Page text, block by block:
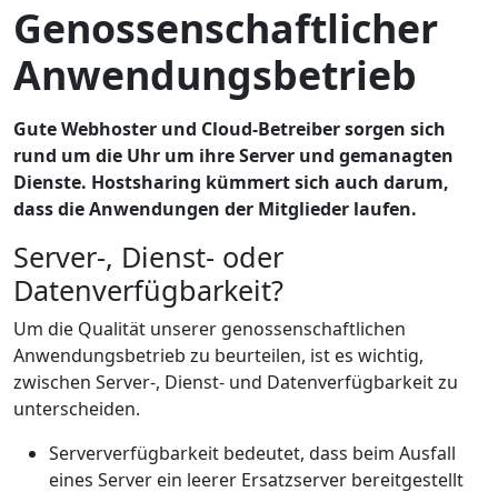
Genossenschaftlicher
Anwendungsbetrieb
Gute Webhoster und Cloud-Betreiber sorgen sich
rund um die Uhr um ihre Server und gemanagten
Dienste. Hostsharing kümmert sich auch darum,
dass die Anwendungen der Mitglieder laufen.
Server-, Dienst- oder
Datenverfügbarkeit?
Um die Qualität unserer genossenschaftlichen
Anwendungsbetrieb zu beurteilen, ist es wichtig,
zwischen Server-, Dienst- und Datenverfügbarkeit zu
unterscheiden.
Serververfügbarkeit bedeutet, dass beim Ausfall
eines Server ein leerer Ersatzserver bereitgestellt